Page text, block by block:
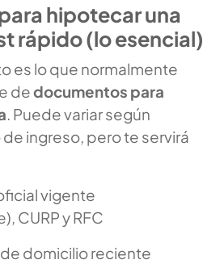
hipotecar una
rápido (lo esencial)
es lo que normalmente
dedocumentos para
. Puede variar según
ingreso, pero te servirá
vigente
CURP y RFC
domicilio reciente